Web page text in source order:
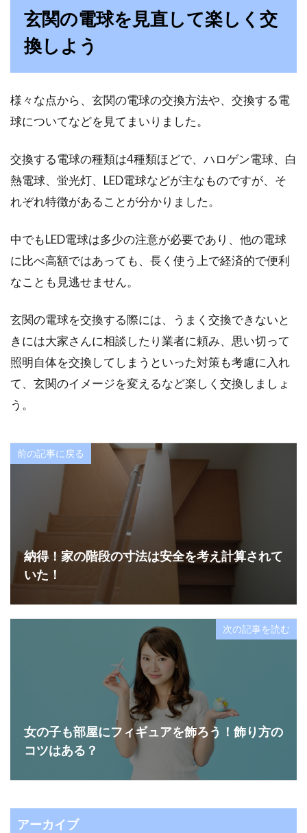
玄関の電球を見直して楽しく交
換しよう
様々な点から、玄関の電球の交換方法や、交換する電
球についてなどを見てまいりました。
交換する電球の種類は4種類ほどで、ハロゲン電球、白
熱電球、蛍光灯、LED電球などが主なものですが、そ
れぞれ特徴があることが分かりました。
中でもLED電球は多少の注意が必要であり、他の電球
に比べ高額ではあっても、長く使う上で経済的で便利
なことも見逃せません。
玄関の電球を交換する際には、うまく交換できないと
きには大家さんに相談したり業者に頼み、思い切って
照明自体を交換してしまうといった対策も考慮に入れ
て、玄関のイメージを変えるなど楽しく交換しましょ
う。
前の記事に戻る
納得！家の階段の寸法は安全を考え計算されて
いた！
次の記事を読む
女の子も部屋にフィギュアを飾ろう！飾り方の
コツはある？
アーカイブ